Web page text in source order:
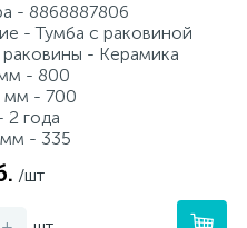
- 8868887806
- Тумба с раковиной
- Керамика
- 800
- 700
2 года
мм - 335
/шт